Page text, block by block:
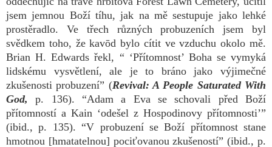
jsem jemnou Boží tíhu, jak na mě sestupuje jako lehké
prostěradlo. Ve třech různých probuzeních jsem byl
svědkem toho, že kavōd bylo cítit ve vzduchu okolo mě.
Brian H. Edwards řekl, “ ‘Přítomnost’ Boha se vymyká
lidskému vysvětlení, ale je to bráno jako výjimečné
zkušenosti probuzení” (Revival: A People Saturated With
God, p. 136). “Adam a Eva se schovali před Boží
přítomností a Kain ‘odešel z Hospodinovy přítomnosti’”
(ibid., p. 135). “V probuzení se Boží přítomnost stane
hmotnou [hmatatelnou] pociťovanou zkušeností” (ibid., p.